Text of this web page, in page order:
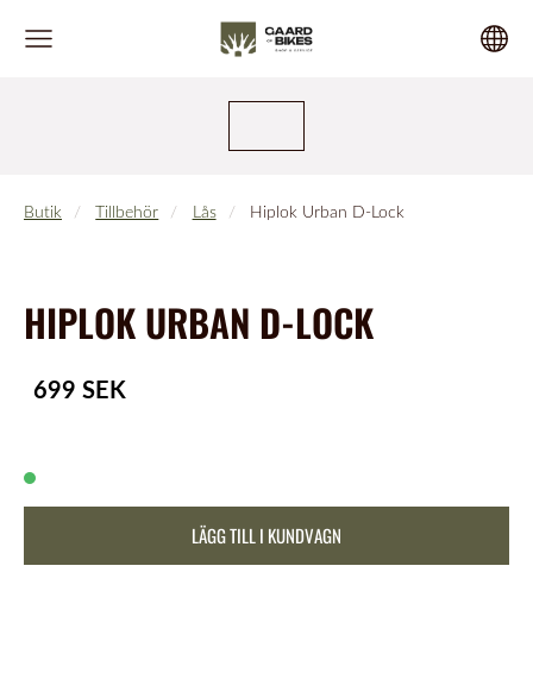
Butik Tillbehör Lås Hiplok Urban D-Lock
HIPLOK URBAN D-LOCK
699 SEK
LÄGG TILL I KUNDVAGN